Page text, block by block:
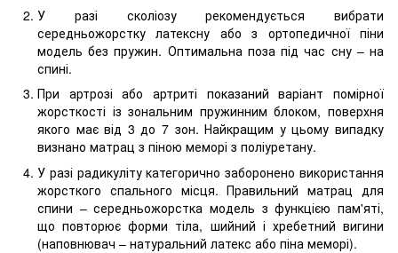
У разі сколіозу рекомендується вибрати
середньожорстку латексну або з ортопедичної піни
модель без пружин. Оптимальна поза під час сну – на
спині.
При артрозі або артриті показаний варіант помірної
жорсткості із зональним пружинним блоком, поверхня
якого має від 3 до 7 зон. Найкращим у цьому випадку
визнано матрац з піною меморі з поліуретану.
У разі радикуліту категорично заборонено використання
жорсткого спального місця. Правильний матрац для
спини – середньожорстка модель з функцією пам'яті,
що повторює форми тіла, шийний і хребетний вигини
(наповнювач – натуральний латекс або піна меморі).